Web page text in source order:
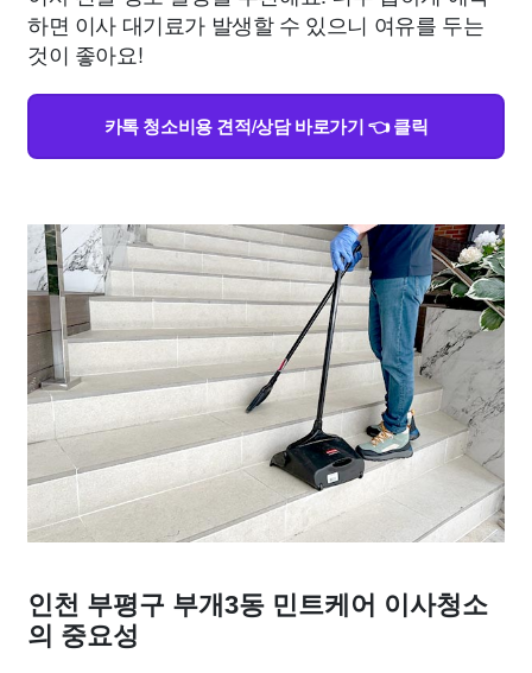
하면 이사 대기료가 발생할 수 있으니 여유를 두는
것이 좋아요!
카톡 청소비용 견적/상담 바로가기 👈 클릭
인천 부평구 부개3동 민트케어 이사청소
의 중요성